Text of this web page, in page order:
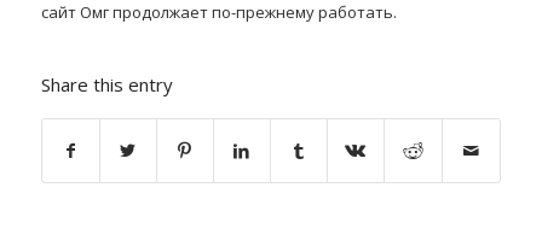
сайт Омг продолжает по-прежнему работать.
Share this entry